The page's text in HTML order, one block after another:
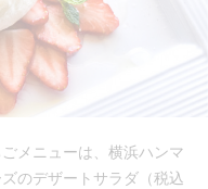
メニューは、横浜ハンマ
のデザートサラダ（税込